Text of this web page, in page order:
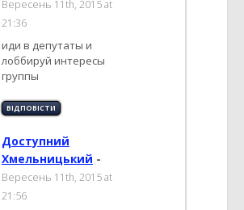
Вересень 11th, 2015 at
21:36
иди в депутаты и
лоббируй интересы
группы
ВІДПОВІCТИ
Доступний
Хмельницький -
Вересень 11th, 2015 at
21:56